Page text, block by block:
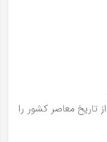
معاصر کشور را